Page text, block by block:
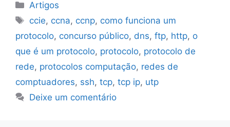
Categorias
Artigos
Tags
ccie, ccna, ccnp, como funciona um
protocolo, concurso público, dns, ftp, http, o
que é um protocolo, protocolo, protocolo de
rede, protocolos computação, redes de
comptuadores, ssh, tcp, tcp ip, utp
Deixe um comentário